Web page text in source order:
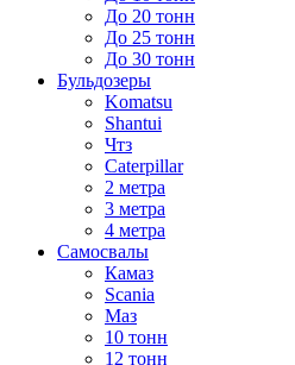
До 20 тонн
До 25 тонн
До 30 тонн
Бульдозеры
Komatsu
Shantui
Чтз
Caterpillar
2 метра
3 метра
4 метра
Самосвалы
Камаз
Scania
Маз
10 тонн
12 тонн